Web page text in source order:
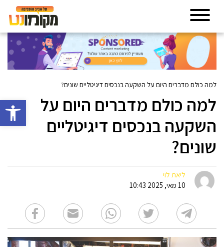
פתח
למה כולם מדברים היום על השקעה בנכסים דיגיטליים שונים?
למה כולם מדברים היום על
השקעה בנכסים דיגיטליים
שונים?
ליאת לוי
10 מאי, 2025 10:43